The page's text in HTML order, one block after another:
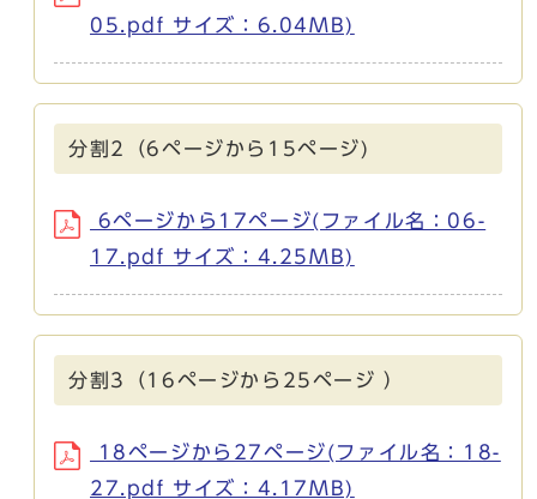
05.pdf サイズ：6.04MB)
分割2（6ページから15ページ)
6ページから17ページ(ファイル名：06-
17.pdf サイズ：4.25MB)
分割3（16ページから25ページ ）
18ページから27ページ(ファイル名：18-
27.pdf サイズ：4.17MB)